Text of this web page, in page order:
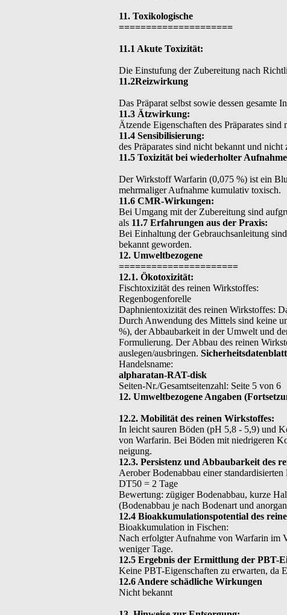
11. Toxikologische
=====================
11.1 Akute Toxizität:
Die Einstufung der Zubereitung nach
11.2Reizwirkung
Das Präparat selbst sowie dessen gesamte
11.3 Ätzwirkung:
Ätzende Eigenschaften des Präparates
11.4 Sensibilisierung:
des Präparates sind nicht bekannt und
11.5 Toxizität bei wiederholter Aufnahme
Der Wirkstoff Warfarin (0,075 %) ist ein
mehrmaliger Aufnahme kumulativ toxisch.
11.6 CMR-Wirkungen:
Bei Umgang mit der Zubereitung sind
als 11.7 Erfahrungen aus der Praxis:
Bei Einhaltung der Gebrauchsanleitung
bekannt geworden.
12. Umweltbezogene
======================
12.1. Ökotoxizität:
Fischtoxizität des reinen Wirkstoffes:
Regenbogenforelle
Daphnientoxizität des reinen Wirkstoffes:
Durch Anwendung des Mittels sind keine
%), der Abbaubarkeit in der Umwelt und
Formulierung. Der Abbau des reinen
auslegen/ausbringen. Sicherheitsdatenblatt
Handelsname:
alpharatan-RAT-disk
Seiten-Nr./Gesamtseitenzahl: Seite 5 von 6
12. Umweltbezogene Angaben
12.2. Mobilität des reinen Wirkstoffes:
In leicht sauren Böden (pH 5,8 - 5,9) und
von Warfarin. Bei Böden mit niedrigeren
neigung.
12.3. Persistenz und Abbaubarkeit des
Aerober Bodenabbau einer standardisierten
DT50 = 2 Tage
Bewertung: zügiger Bodenabbau, kurze
(Bodenabbau je nach Bodenart und
12.4 Bioakkumulationspotential des
Bioakkumulation in Fischen:
Nach erfolgter Aufnahme von Warfarin im
weniger Tage.
12.5 Ergebnis der Ermittlung der PBT-
Keine PBT-Eigenschaften zu erwarten, da
12.6 Andere schädliche Wirkungen
Nicht bekannt